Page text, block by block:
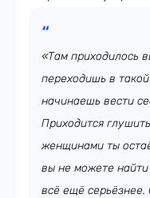
«Там приходилось
переходишь в
начинаешь вести
Приходится
женщинами ты
вы не можете
всё ещё серьёзнее.